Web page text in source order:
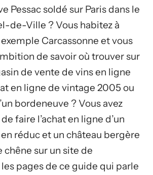
Pessac soldé sur Paris dans le
de-Ville ? Vous habitez à
Carcassonne et vous
de savoir où trouver sur
de vente de vins en ligne
en ligne de vintage 2005 ou
bordeneuve ? Vous avez
faire l’achat en ligne d’un
réduc et un château bergère
sur un site de
pages de ce guide qui parle